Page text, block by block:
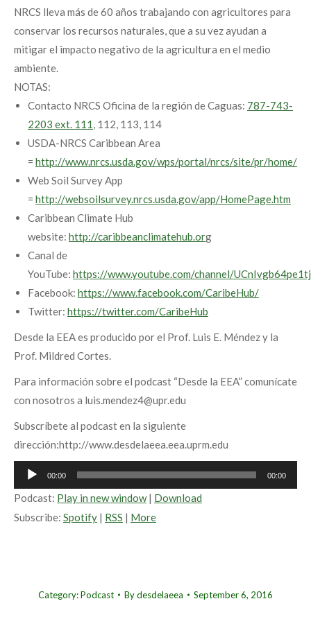
NRCS lleva más de 60 años trabajando con agricultores para
conservar los recursos naturales, que a su vez ayudan a
mitigar el impacto negativo de la agricultura en el medio
ambiente.
NOTAS:
Contacto NRCS Oficina de la región de Caguas: 787-743-
2203 ext. 111, 112, 113, 114
USDA-NRCS Caribbean Area
= http://www.nrcs.usda.gov/wps/portal/nrcs/site/pr/home/
Web Soil Survey App
= http://websoilsurvey.nrcs.usda.gov/app/HomePage.htm
Caribbean Climate Hub
website: http://caribbeanclimatehub.org
Canal de
YouTube: https://www.youtube.com/channel/
Facebook: https://www.facebook.com/CaribeHub/
Twitter: https://twitter.com/CaribeHub
Desde la EEA es producido por el Prof. Luis E. Méndez y la
Prof. Mildred Cortes.
Para información sobre el podcast “Desde la EEA” comunícate
con nosotros a luis.mendez4@upr.edu
Subscríbete al podcast en la siguiente
dirección:http://www.desdelaeea.eea.uprm.edu
Audio
Player
00:00 00:00
Podcast: Play in new window| Download
Subscribe: Spotify | RSS | More
Category:Podcast Bydesdelaeea September 6, 2016